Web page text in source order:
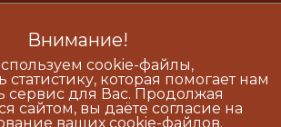
Внимание!
cookie-файлы,
статистику, которая помогает нам
сервис для Вас. Продолжая
сайтом, вы даёте согласие на
ваших cookie-файлов.